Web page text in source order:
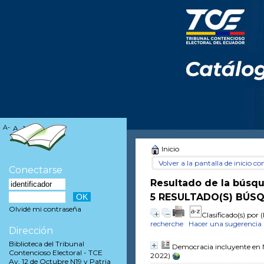
Inicio
Volver a la pantalla de inicio
Resultado de la
5 RESULTADO(S)
Clasificado(s) por
recherche
Hacer una sugerencia
Democracia incluyente en
2022)
A- A A+
Conectarse
Olvidé mi contraseña
Dirección
Biblioteca del Tribunal
Contencioso Electoral - TCE
Av. 12 de Octubre N19 y Patria